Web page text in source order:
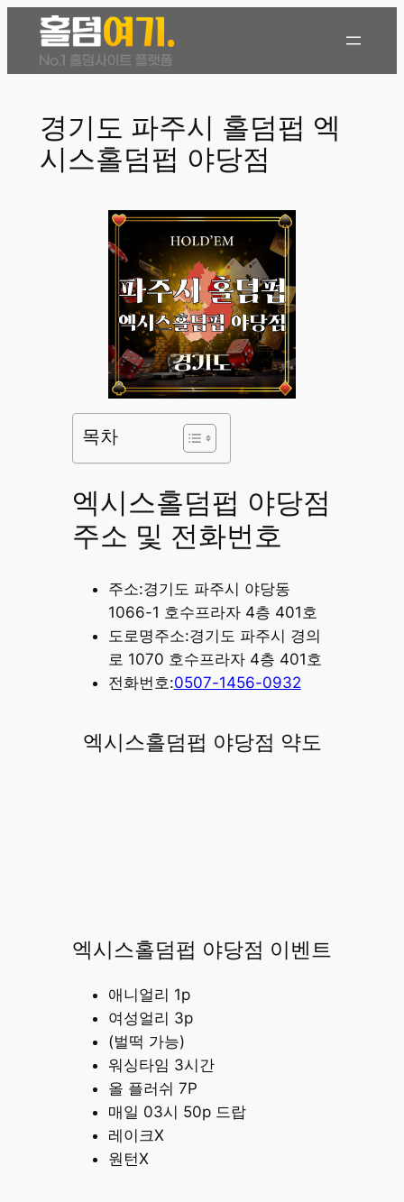
경기도 파주시 홀덤펍 엑
시스홀덤펍 야당점
목차
엑시스홀덤펍 야당점
주소 및 전화번호
주소:경기도 파주시 야당동
1066-1 호수프라자 4층 401호
도로명주소:경기도 파주시 경의
로 1070 호수프라자 4층 401호
전화번호:0507-1456-0932
엑시스홀덤펍 야당점 약도
엑시스홀덤펍 야당점 이벤트
애니얼리 1p
여성얼리 3p
(벌떡 가능)
워싱타임 3시간
올 플러쉬 7P
매일 03시 50p 드랍
레이크X
원턴X